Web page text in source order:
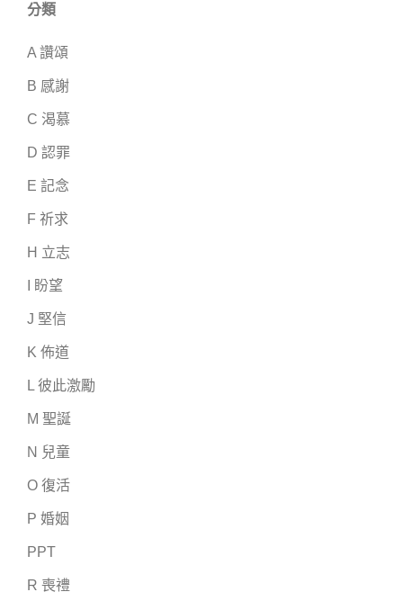
分類
A 讚頌
B 感謝
C 渴慕
D 認罪
E 記念
F 祈求
H 立志
I 盼望
J 堅信
K 佈道
L 彼此激勵
M 聖誕
N 兒童
O 復活
P 婚姻
PPT
R 喪禮